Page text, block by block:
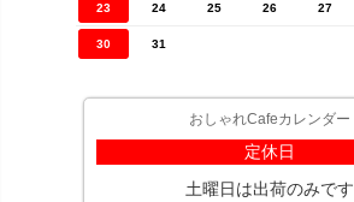
23 24 25 26 27
30 31
おしゃれCafeカレンダー
定休日
土曜日は出荷のみです